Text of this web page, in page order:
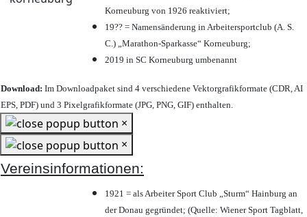
Korneuburg von 1926 reaktiviert;
19?? = Namensänderung in Arbeitersportclub (A. S.
C.) „Marathon-Sparkasse“ Korneuburg;
2019 in SC Korneuburg umbenannt
Download: Im Downloadpaket sind 4 verschiedene Vektorgrafikformate (CDR, AI
EPS, PDF) und 3 Pixelgrafikformate (JPG, PNG, GIF) enthalten.
×
×
Vereinsinformationen:
1921 = als Arbeiter Sport Club „Sturm“ Hainburg an
der Donau gegründet; (Quelle: Wiener Sport Tagblatt,